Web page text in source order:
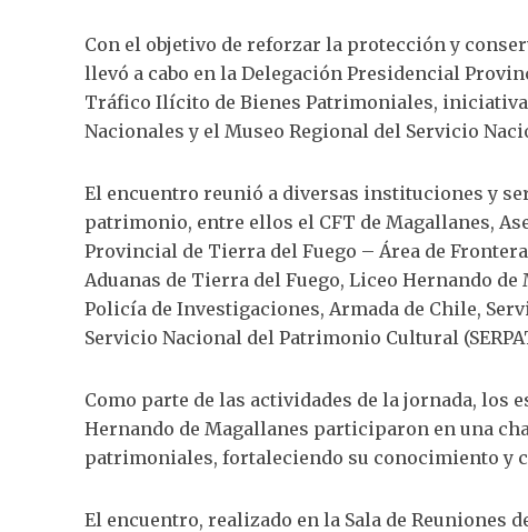
Con el objetivo de reforzar la protección y
llevó a cabo en la Delegación Presidencial
Tráfico Ilícito de Bienes Patrimoniales,
Nacionales y el Museo Regional del Servicio
El encuentro reunió a diversas instituciones y
patrimonio, entre ellos el CFT de Magallanes,
Provincial de Tierra del Fuego – Área de
Aduanas de Tierra del Fuego, Liceo Hernando
Policía de Investigaciones, Armada de Chile,
Servicio Nacional del Patrimonio Cultural
Como parte de las actividades de la jornada, los
Hernando de Magallanes participaron en una
patrimoniales, fortaleciendo su conocimiento y
El encuentro, realizado en la Sala de Reuniones